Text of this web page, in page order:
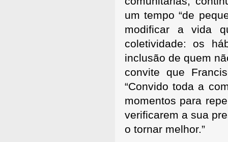
um tempo “de
modificar a vida
coletividade: os
inclusão de quem
convite que
“Convido toda a
momentos para
verificarem a sua
o tornar melhor.”